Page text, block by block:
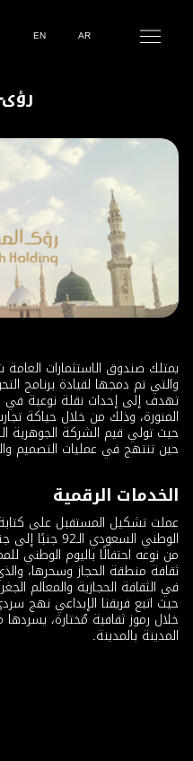
EN AR
رؤى
يمتلك صندوق الاستثمارات
تهدف إلى إحداث نقلة نوعية في
المنورة، وذلك من خلال حياكة
حيث تولي قيم الشركة الجوهرية
حين تنتهج في عمليات التصميم
الخدمات الرقمية
عملت تشكيل المستقبل على
الوطني
من نوعه احتفالًا باليوم الوطني
ثقافة منطقة الحجاز وسحرها،
في الثقافة الحجازية والمعالم
حيث اتبع فريقنا الإبداعي
خلال رموز ثقافية مُختارة،
المدينة بالمدينة.